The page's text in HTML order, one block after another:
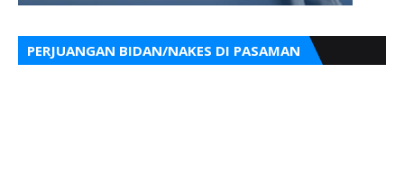
PERJUANGAN BIDAN/NAKES DI PASAMAN